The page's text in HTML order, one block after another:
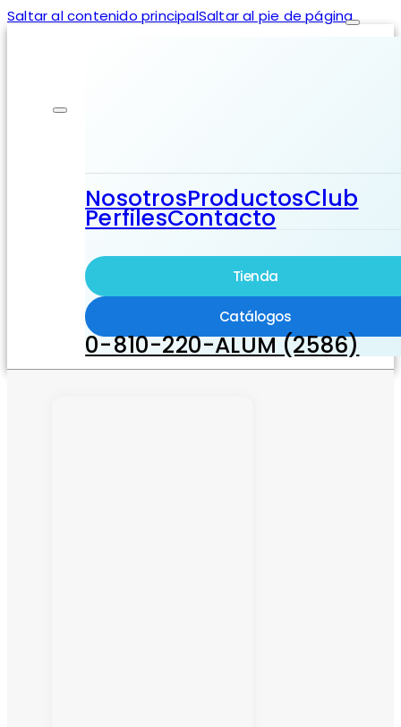
Saltar al contenido principalSaltar al pie de página
NosotrosProductosClub
PerfilesContacto
Tienda
Catálogos
0-810-220-ALUM (2586)